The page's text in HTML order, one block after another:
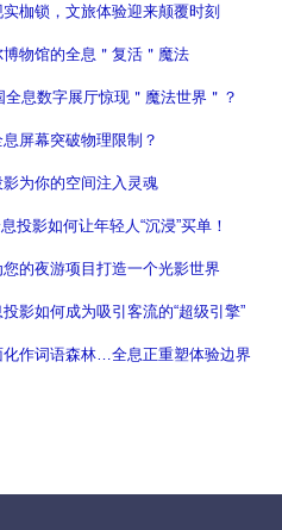
枷锁，文旅体验迎来颠覆时刻
物馆的全息＂复活＂魔法
息数字展厅惊现＂魔法世界＂？
屏幕突破物理限制？
为你的空间注入灵魂
投影如何让年轻人“沉浸”买单！
的夜游项目打造一个光影世界
影如何成为吸引客流的“超级引擎”
作词语森林…全息正重塑体验边界